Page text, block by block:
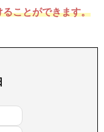
ことができます。